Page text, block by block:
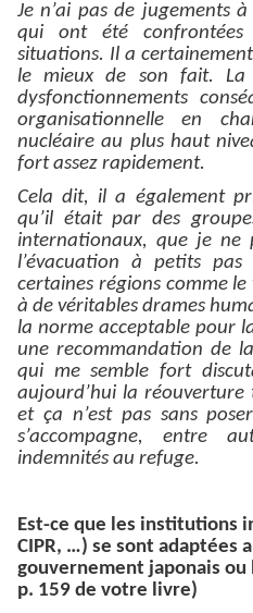
Je n’ai pas de jugements
qui ont été
situations. Il a
le mieux de son fait.
dysfonctionnements
organisationnelle en
nucléaire au plus haut
fort assez rapidement.
Cela dit, il a également
qu’il était par des
internationaux, que je ne
l’évacuation à petits
certaines régions comme
à de véritables drames
la norme acceptable pour
une recommandation de
qui me semble fort
aujourd’hui la réouverture
et ça n’est pas sans
s’accompagne, entre
indemnités au refuge.
Est-ce que les institutions
CIPR, …) se sont adaptées
gouvernement japonais ou
p. 159 de votre livre)